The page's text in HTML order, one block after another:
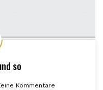
so
Kommentare